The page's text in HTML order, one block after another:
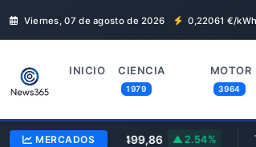
Viernes, 07 de agosto de 2026 0,22061 €/kWh
INICIO CIENCIA
1979
MOTOR
3964
MERCADOS
MSFT Microsoft $499,86 2.54%